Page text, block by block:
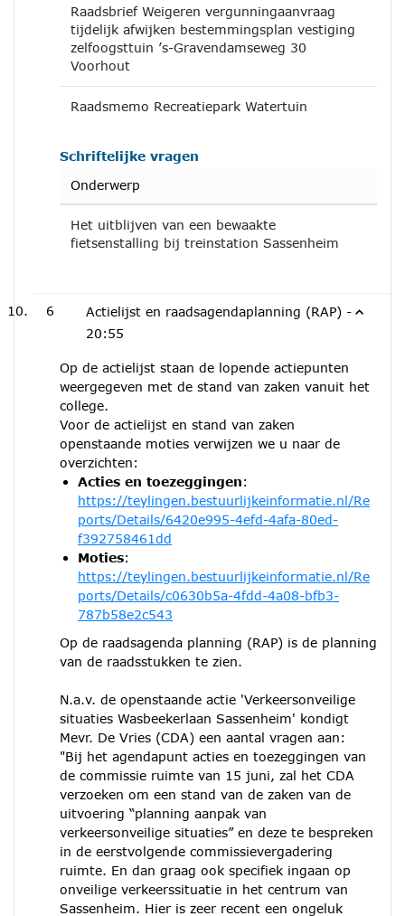
Raadsbrief Weigeren vergunningaanvraag
tijdelijk afwijken bestemmingsplan vestiging
zelfoogsttuin ’s-Gravendamseweg 30
Voorhout
Raadsmemo Recreatiepark Watertuin
Schriftelijke vragen
Onderwerp
Het uitblijven van een bewaakte
fietsenstalling bij treinstation Sassenheim
6
Actielijst en raadsagendaplanning (RAP) -
20:55
Op de actielijst staan de lopende actiepunten
weergegeven met de stand van zaken vanuit het
college.
Voor de actielijst en stand van zaken
openstaande moties verwijzen we u naar de
overzichten:
Acties en toezeggingen:
https://teylingen.bestuurlijkeinformatie.nl/Re
ports/Details/6420e995-4efd-4afa-80ed-
f392758461dd
Moties:
https://teylingen.bestuurlijkeinformatie.nl/Re
ports/Details/c0630b5a-4fdd-4a08-bfb3-
787b58e2c543
Op de raadsagenda planning (RAP) is de planning
van de raadsstukken te zien.
N.a.v. de openstaande actie 'Verkeersonveilige
situaties Wasbeekerlaan Sassenheim' kondigt
Mevr. De Vries (CDA) een aantal vragen aan:
"Bij het agendapunt acties en toezeggingen van
de commissie ruimte van 15 juni, zal het CDA
verzoeken om een stand van de zaken van de
uitvoering “planning aanpak van
verkeersonveilige situaties” en deze te bespreken
in de eerstvolgende commissievergadering
ruimte. En dan graag ook specifiek ingaan op
onveilige verkeerssituatie in het centrum van
Sassenheim. Hier is zeer recent een ongeluk